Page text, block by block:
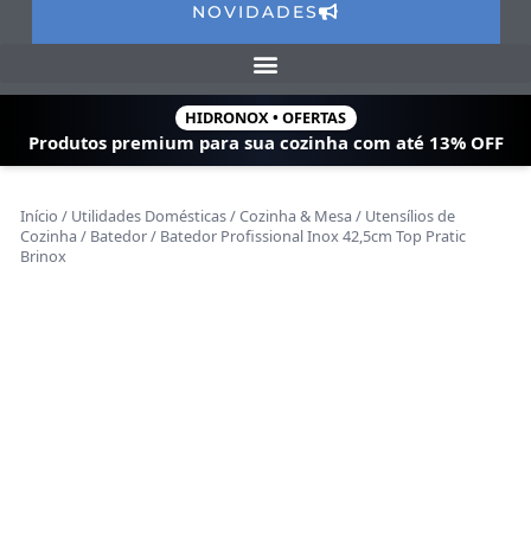
NOVIDADES
HIDRONOX • OFERTAS
Produtos premium para sua cozinha com até 13% OFF
Início / Utilidades Domésticas/Cozinha & Mesa / Utensílios de
Cozinha / Batedor/ Batedor Profissional Inox 42,5cm Top Pratic
Brinox